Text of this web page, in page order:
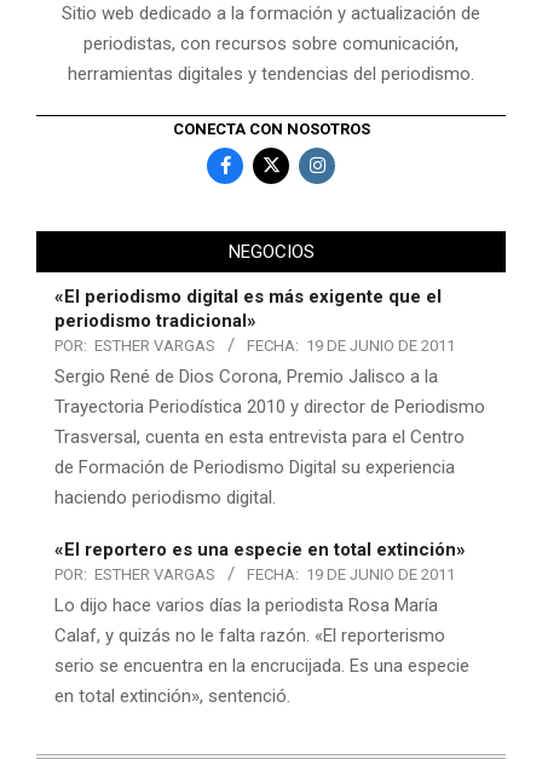
Sitio web dedicado a la formación y actualización de
periodistas, con recursos sobre comunicación,
herramientas digitales y tendencias del periodismo.
CONECTA CON NOSOTROS
NEGOCIOS
«El periodismo digital es más exigente que el
periodismo tradicional»
POR: ESTHER VARGAS FECHA: 19 DE JUNIO DE 2011
Sergio René de Dios Corona, Premio Jalisco a la
Trayectoria Periodística 2010 y director de Periodismo
Trasversal, cuenta en esta entrevista para el Centro
de Formación de Periodismo Digital su experiencia
haciendo periodismo digital.
«El reportero es una especie en total extinción»
POR: ESTHER VARGAS FECHA: 19 DE JUNIO DE 2011
Lo dijo hace varios días la periodista Rosa María
Calaf, y quizás no le falta razón. «El reporterismo
serio se encuentra en la encrucijada. Es una especie
en total extinción», sentenció.